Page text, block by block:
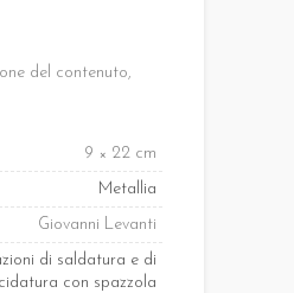
del contenuto,
9 × 22 cm
Metallia
Giovanni Levanti
di saldatura e di
con spazzola